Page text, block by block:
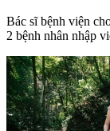
Bác sĩ bệnh viện
2 bệnh nhân nhập